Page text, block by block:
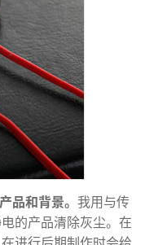
品和背景。 我用与传
的产品清除灰尘。在